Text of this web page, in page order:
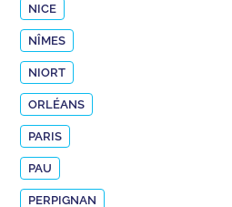
NICE
NÎMES
NIORT
ORLÉANS
PARIS
PAU
PERPIGNAN